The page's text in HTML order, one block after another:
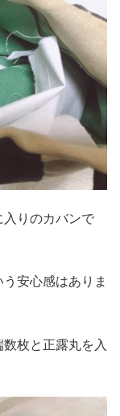
入りのカバンで
安心感はありま
枚と正露丸を入